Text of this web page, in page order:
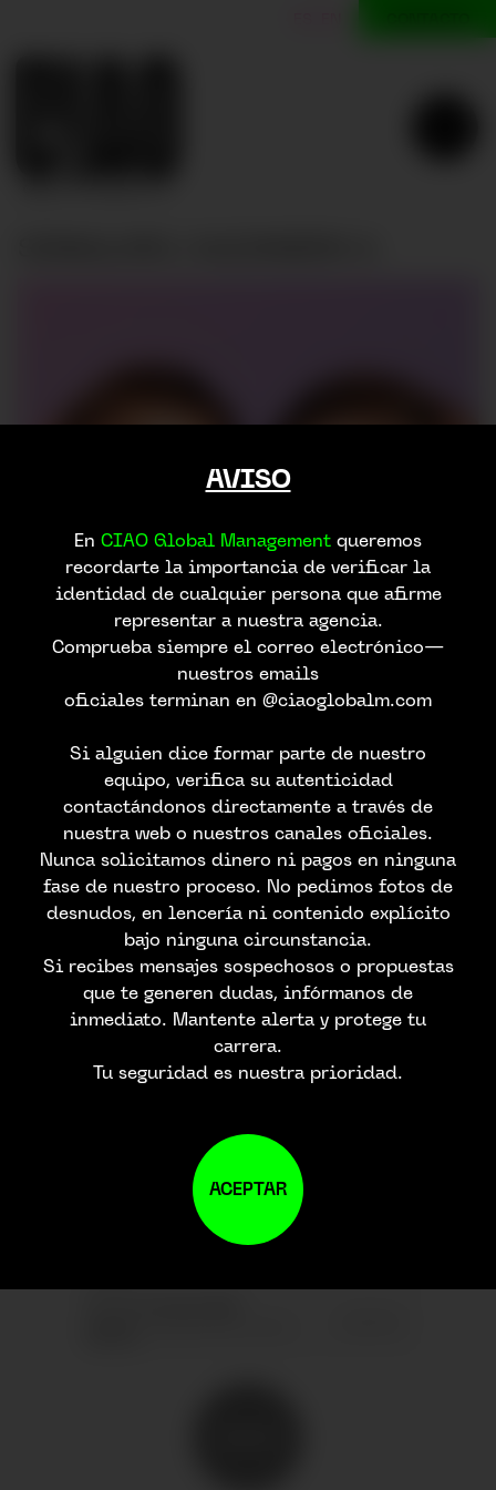
UNETE A NUESTRO
AVISO
En CIAO Global Management queremos
recordarte la importancia de verificar la
identidad de cualquier persona que afirme
representar a nuestra agencia.
Comprueba siempre el correo electrónico—
nuestros emails
oficiales terminan en @ciaoglobalm.com
Si alguien dice formar parte de nuestro
equipo, verifica su autenticidad
contactándonos directamente a través de
nuestra web o nuestros canales oficiales.
Nunca solicitamos dinero ni pagos en ninguna
fase de nuestro proceso. No pedimos fotos de
desnudos, en lencería ni contenido explícito
bajo ninguna circunstancia.
Si recibes mensajes sospechosos o propuestas
que te generen dudas, infórmanos de
inmediato. Mantente alerta y protege tu
carrera.
Tu seguridad es nuestra prioridad.
ACEPTAR